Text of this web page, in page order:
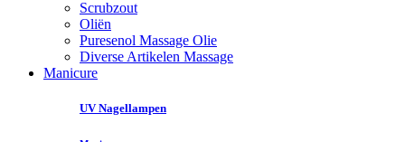
Scrubzout
Oliën
Puresenol Massage Olie
Diverse Artikelen Massage
Manicure
UV Nagellampen